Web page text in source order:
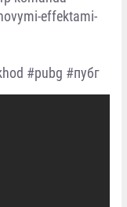
effektami-
#pubg #пубг